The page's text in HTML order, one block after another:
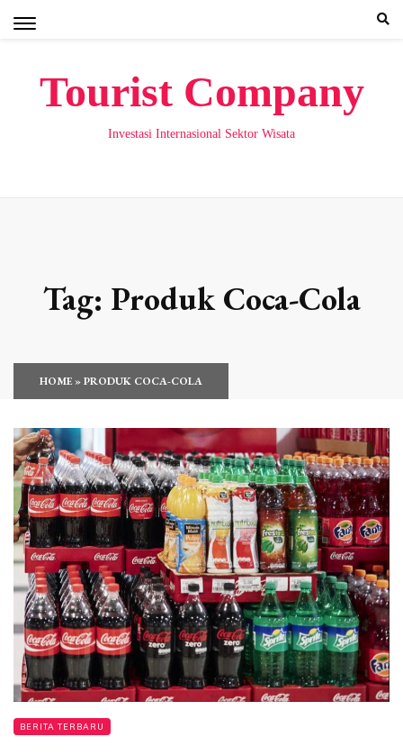
Tourist Company
Investasi Internasional Sektor Wisata
Tag: Produk Coca-Cola
HOME»PRODUK COCA-COLA
BERITA TERBARU